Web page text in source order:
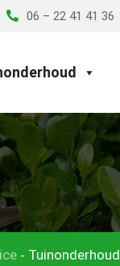
06 – 22 41 41 36
- Tuinonderhoud